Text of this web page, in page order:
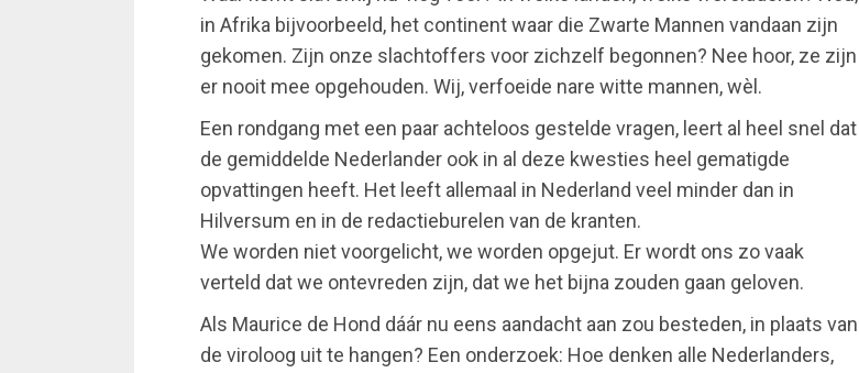
in Afrika bijvoorbeeld, het continent waar die Zwarte Mannen vandaan zijn
gekomen. Zijn onze slachtoffers voor zichzelf begonnen? Nee hoor, ze zijn
er nooit mee opgehouden. Wij, verfoeide nare witte mannen, wèl.
Een rondgang met een paar achteloos gestelde vragen, leert al heel snel dat
de gemiddelde Nederlander ook in al deze kwesties heel gematigde
opvattingen heeft. Het leeft allemaal in Nederland veel minder dan in
Hilversum en in de redactieburelen van de kranten.
We worden niet voorgelicht, we worden opgejut. Er wordt ons zo vaak
verteld dat we ontevreden zijn, dat we het bijna zouden gaan geloven.
Als Maurice de Hond dáár nu eens aandacht aan zou besteden, in plaats van
de viroloog uit te hangen? Een onderzoek: Hoe denken alle Nederlanders,